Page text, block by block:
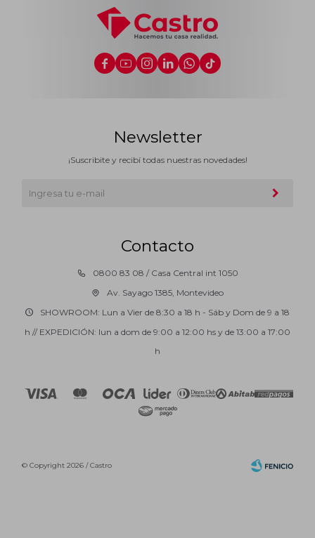
     
Contacto
0800 83 08 / Casa Central int 1050
Av. Sayago 1385, Montevideo
SHOWROOM: Lun a Vier de 8:30 a 18 h - Sáb y Dom de 9 a 18
h // EXPEDICIÓN: lun a dom de 9:00 a 12:00 hs y de 13:00 a 17:00
h
Newsletter
¡Suscribite y recibí todas nuestras novedades!
© Copyright 2026 / Castro